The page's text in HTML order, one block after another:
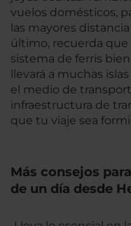
vuelos domésticos,
las mayores
último, recuerda
sistema de ferris
llevará a muchas
el medio de
infraestructura de
que tu viaje sea
Más consejos
de un día desde